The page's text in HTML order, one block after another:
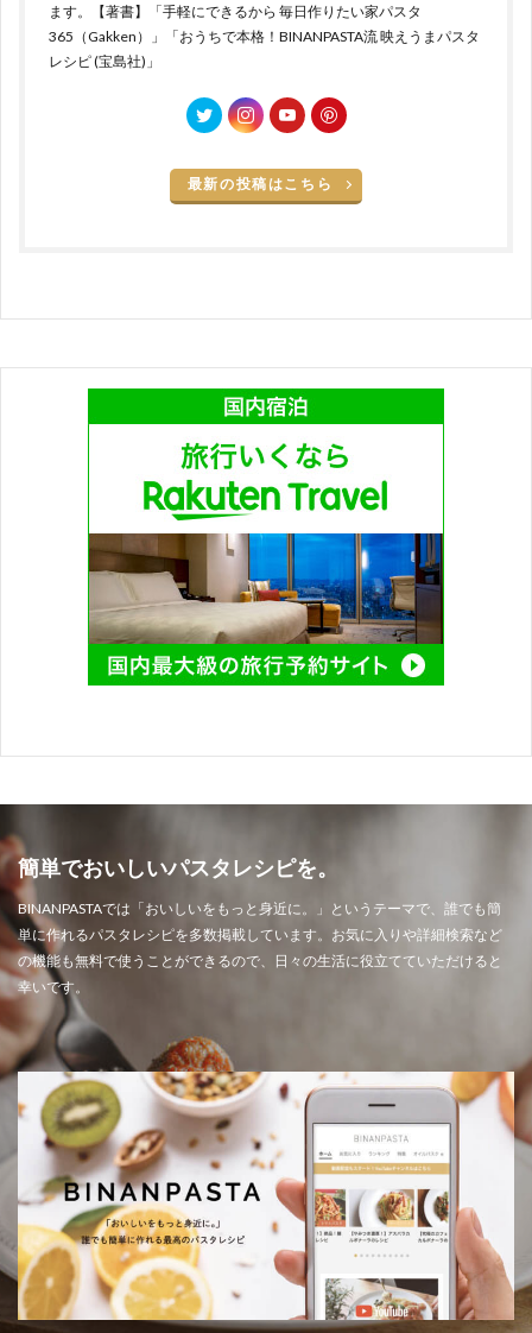
ます。【著書】「手軽にできるから 毎日作りたい家パスタ
365（Gakken）」「おうちで本格！BINANPASTA流 映えうまパスタ
レシピ (宝島社)」
最新の投稿はこちら
簡単でおいしいパスタレシピを。
BINANPASTAでは「おいしいをもっと身近に。」というテーマで、誰でも簡
単に作れるパスタレシピを多数掲載しています。お気に入りや詳細検索など
の機能も無料で使うことができるので、日々の生活に役立てていただけると
幸いです。